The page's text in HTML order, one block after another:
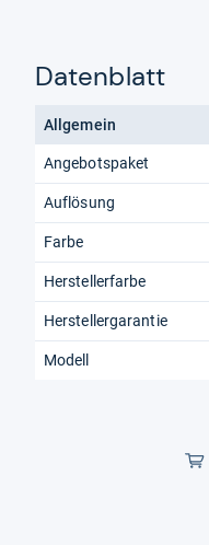
Datenblatt
Allgemein
Angebotspaket
Auflösung
Farbe
Herstellerfarbe
Herstellergarantie
Modell